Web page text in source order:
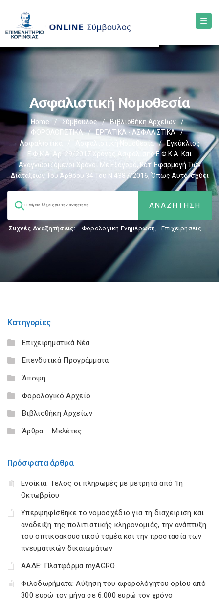
Ασφαλιστική Νομοθεσία
Home / Σύμβουλος / Βιβλιοθήκη Αρχείων
/
ΦΟΡΟΛΟΓΙΣΤΙΚΑ
/ ΕΡΓΑΤΙΚΑ - ΑΣΦΑΛΙΣΤΙΚΑ
/
Ασφαλιστικά
Ασφαλιστική Νομοθεσία /
Εγκύκλιος
Ε.Φ.Κ.Α. Αρ. 29/2017 Χρόνος Ασφάλισης Ε.Φ.Κ.Α. Και
Αναγνωριζόμενοι Χρόνοι Με Εξαγορά, Κατ’ Εφαρμογή Των
Διατάξεων Του Άρθρου 34 Του Ν.4387/2016, Όπως Αυτό Ισχύει
Συχνές Αναζητήσεις: Φορολογικη Ενημέρωση, Επιχειρήσεις
Κατηγορίες
Επιχειρηματικά Νέα
Επενδυτικά Προγράμματα
Άποψη
Φορολογικό Αρχείο
Βιβλιοθήκη Αρχείων
Άρθρα – Μελέτες
Πρόσφατα άρθρα
Ενοίκια: Τέλος οι πληρωμές με μετρητά από 1η
Οκτωβρίου
Υπερψηφίσθηκε το νομοσχέδιο για τη διαχείριση και
ανάδειξη της πολιτιστικής κληρονομιάς, την ανάπτυξη
του οπτικοακουστικού τομέα και την προστασία των
πνευματικών δικαιωμάτων
ΑΑΔΕ: Πλατφόρμα myAGRO
Φιλοδωρήματα: Αύξηση του αφορολόγητου ορίου από
300 ευρώ τον μήνα σε 6.000 ευρώ τον χρόνο